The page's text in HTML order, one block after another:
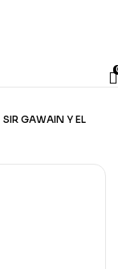
SIR GAWAIN Y EL